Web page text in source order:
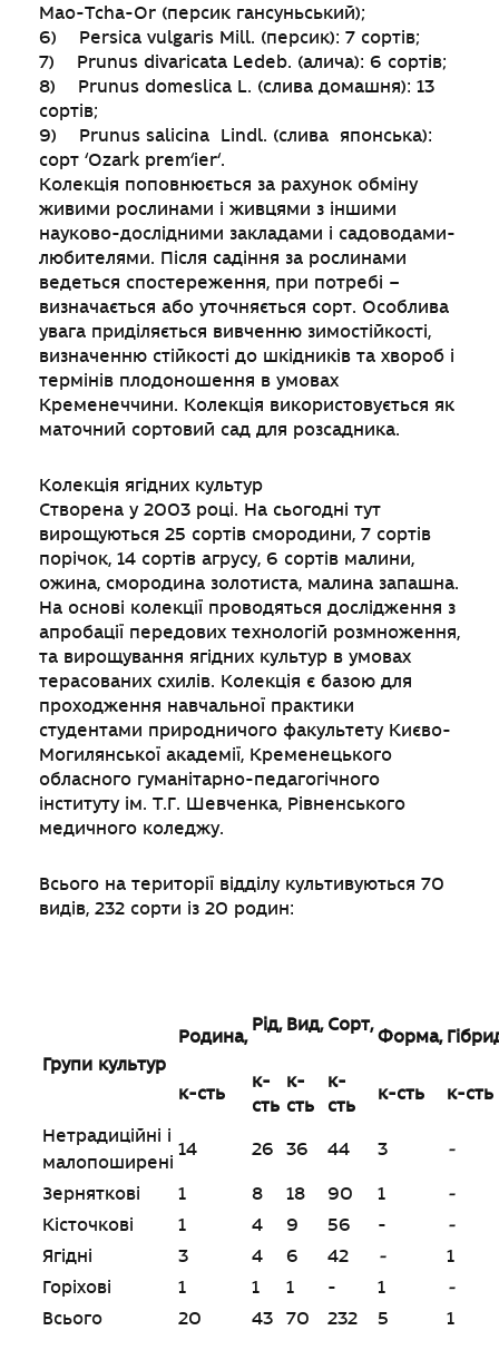
Мао-Тchа-Оr (персик гансуньський);
6) Persica vulgaris Mill. (персик): 7 сортів;
7) Prunus divaricata Ledeb. (алича): 6 сортів;
8) Prunus domeslica L. (слива домашня): 13
сортів;
9) Prunus salicina Lindl. (слива японська):
сорт ‘Ozark prem‘ier‘.
Колекція поповнюється за рахунок обміну
живими рослинами і живцями з іншими
науково-дослідними закладами і садоводами-
любителями. Після садіння за рослинами
ведеться спостереження, при потребі –
визначається або уточняється сорт. Особлива
увага приділяється вивченню зимостійкості,
визначенню стійкості до шкідників та хвороб і
термінів плодоношення в умовах
Кременеччини. Колекція використовується як
маточний сортовий сад для розсадника.
Колекція ягідних культур
Створена у 2003 році. На сьогодні тут
вирощуються 25 сортів смородини, 7 сортів
порічок, 14 сортів агрусу, 6 сортів малини,
ожина, смородина золотиста, малина запашна.
На основі колекції проводяться дослідження з
апробації передових технологій розмноження,
та вирощування ягідних культур в умовах
терасованих схилів. Колекція є базою для
проходження навчальної практики
студентами природничого факультету Києво-
Могилянської академії, Кременецького
обласного гуманітарно-педагогічного
інституту ім. Т.Г. Шевченка, Рівненського
медичного коледжу.
Всього на території відділу культивуються 70
видів, 232 сорти із 20 родин:
Групи культур
Родина,
к-сть
Рід,
к-
сть
Вид,
к-
сть
Сорт,
к-
сть
Форма,
к-сть к-сть
Нетрадиційні і
малопоширені
14 26 36 44 3 -
Зерняткові 1 8 18 90 1
-
Кісточкові
1 4 9 56 -
-
Ягідні
3 4 6 42 -
1
Горіхові
1 1 1 - 1
-
Всього
20 43 70 232 5 1